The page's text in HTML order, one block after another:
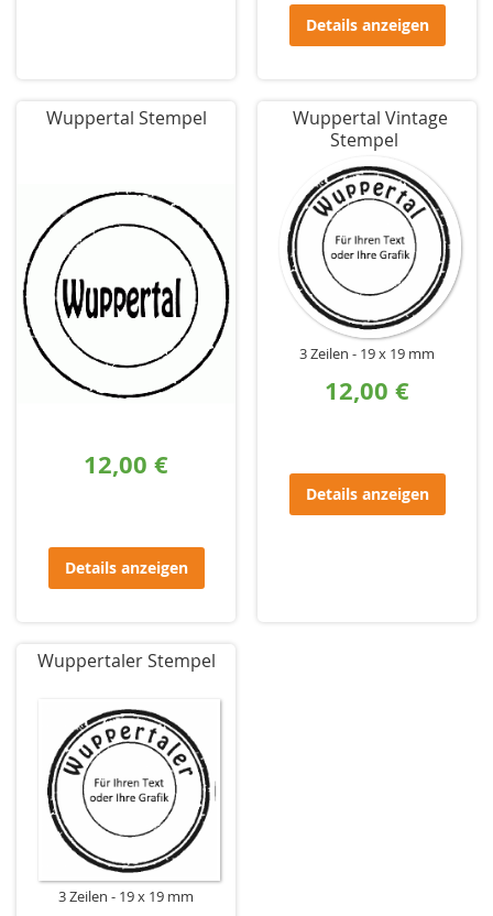
Details anzeigen
Wuppertal Stempel
12,00 €
Details anzeigen
Wuppertal Vintage
Stempel
3 Zeilen 19 x 19 mm
12,00 €
Details anzeigen
Wuppertaler Stempel
3 Zeilen 19 x 19 mm